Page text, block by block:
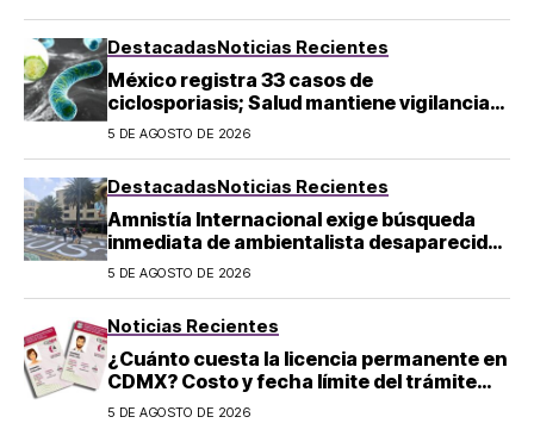
DestacadasNoticias Recientes
México registra 33 casos de
ciclosporiasis; Salud mantiene vigilancia
epidemiológica
5 DE AGOSTO DE 2026
DestacadasNoticias Recientes
Amnistía Internacional exige búsqueda
inmediata de ambientalista desaparecido
en Michoacán
5 DE AGOSTO DE 2026
Noticias Recientes
¿Cuánto cuesta la licencia permanente en
CDMX? Costo y fecha límite del trámite
2026
5 DE AGOSTO DE 2026